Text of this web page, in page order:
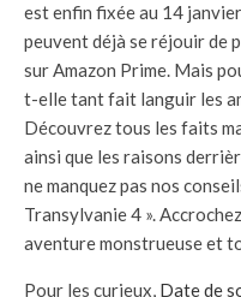
est enfin fixée au 14
peuvent déjà se réjouir de
sur Amazon Prime. Mais
t-elle tant fait languir les
Découvrez tous les faits
ainsi que les raisons
ne manquez pas nos
Transylvanie 4 ».
aventure monstrueuse et
Pour les curieux, Date de